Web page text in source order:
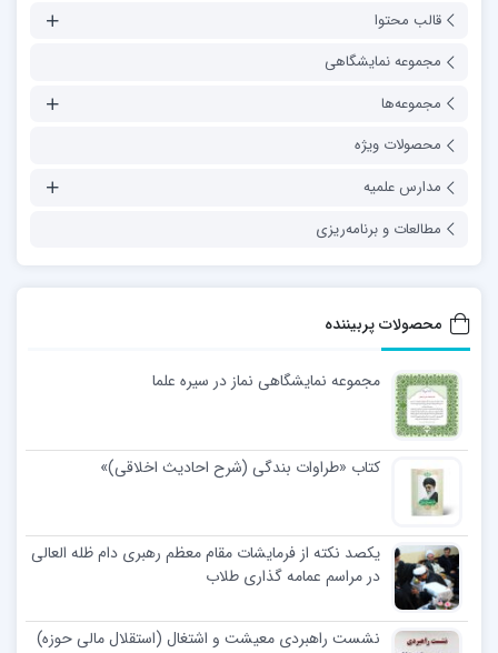
قالب محتوا
مجموعه نمایشگاهی
مجموعه‌ها
محصولات ویژه
مدارس علمیه
مطالعات و برنامه‌ریزی
محصولات پربیننده
مجموعه نمایشگاهی نماز در سیره علما
کتاب «طراوات بندگی (شرح احادیث اخلاقی)»
یکصد نکته از فرمایشات مقام معظم رهبری دام ظله العالی
در مراسم عمامه گذاری طلاب
نشست راهبردی معیشت و اشتغال (استقلال مالی حوزه)